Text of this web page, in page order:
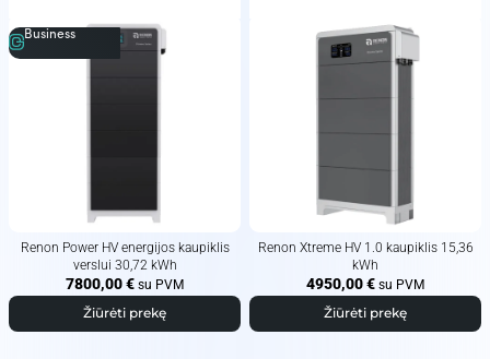
Business
Renon Power HV energijos kaupiklis
verslui 30,72 kWh
7800,00€ su PVM
Žiūrėti prekę
Renon Xtreme HV 1.0 kaupiklis 15,36
kWh
4950,00€ su PVM
Žiūrėti prekę